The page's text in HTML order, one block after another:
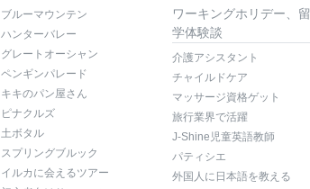
ブルーマウンテン
ハンターバレー
グレートオーシャン
ペンギンパレード
キキのパン屋さん
ピナクルズ
土ボタル
スプリングブルック
イルカに会えるツアー
ワーキングホリデー、留
学体験談
介護アシスタント
チャイルドケア
マッサージ資格ゲット
旅行業界で活躍
J-Shine児童英語教師
パティシエ
外国人に日本語を教える